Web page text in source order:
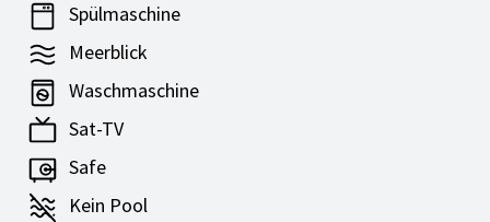
Spülmaschine
Meerblick
Waschmaschine
Sat-TV
Safe
Kein Pool